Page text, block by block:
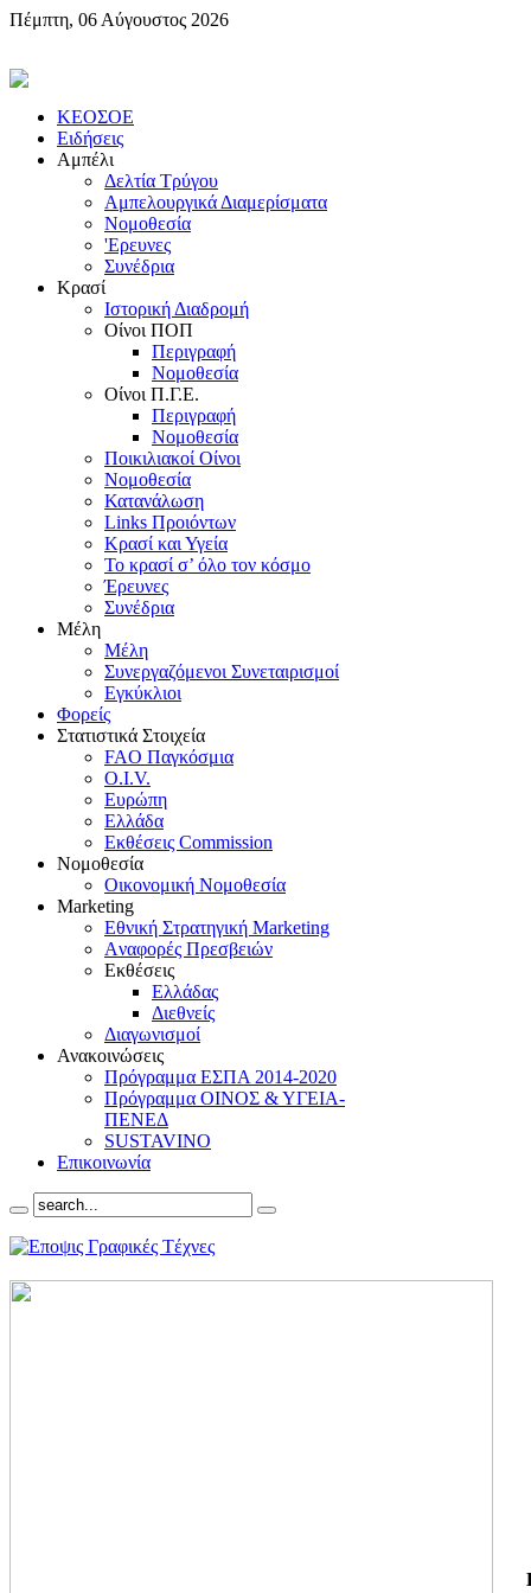
Πέμπτη, 06 Αύγουστος 2026
KEOΣOE
Ειδήσεις
Αμπέλι
Δελτία Τρύγου
Αμπελουργικά Διαμερίσματα
Nομοθεσία
'Eρευνες
Συνέδρια
Κρασί
Iστορική Διαδρομή
Oίνοι ΠOΠ
Περιγραφή
Nομοθεσία
Oίνοι Π.Γ.E.
Περιγραφή
Νομοθεσία
Ποικιλιακοί Oίνοι
Nομοθεσία
Κατανάλωση
Links Προιόντων
Κρασί και Υγεία
To κρασί σ’ όλο τον κόσμο
Έρευνες
Συνέδρια
Μέλη
Mέλη
Συνεργαζόμενοι Συνεταιρισμοί
Εγκύκλιοι
Φορείς
Στατιστικά Στοιχεία
FAO Παγκόσμια
O.I.V.
Ευρώπη
Ελλάδα
Eκθέσεις Commission
Νομοθεσία
Οικονομική Νομοθεσία
Marketing
Eθνική Στρατηγική Marketing
Aναφορές Πρεσβειών
Eκθέσεις
Eλλάδας
Διεθνείς
Διαγωνισμοί
Ανακοινώσεις
Πρόγραμμα ΕΣΠΑ 2014-2020
Πρόγραμμα ΟΙΝΟΣ & ΥΓΕΙΑ-
ΠΕΝΕΔ
SUSTAVINO
Επικοινωνία